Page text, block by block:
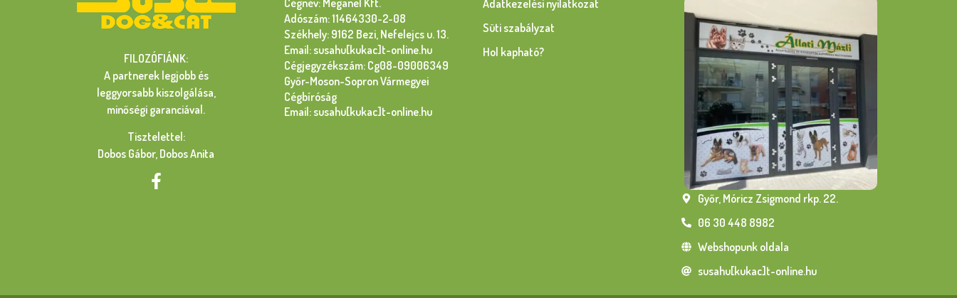
FILOZÓFIÁNK:
A partnerek legjobb és
leggyorsabb kiszolgálása,
minőségi garanciával.
Tisztelettel:
Dobos Gábor, Dobos Anita
Adószám: 11464330-2-08
Székhely: 9162 Bezi, Nefelejcs u. 13.
Email: susahu[kukac]t-online.hu
Cégjegyzékszám: Cg08-09006349
Győr-Moson-Sopron Vármegyei
Cégbíróság
Email: susahu[kukac]t-online.hu
Adatkezelési nyilatkozat
Süti szabályzat
Hol kapható?
Győr, Móricz Zsigmond rkp. 22.
06 30 448 8982
Webshopunk oldala
susahu[kukac]t-online.hu